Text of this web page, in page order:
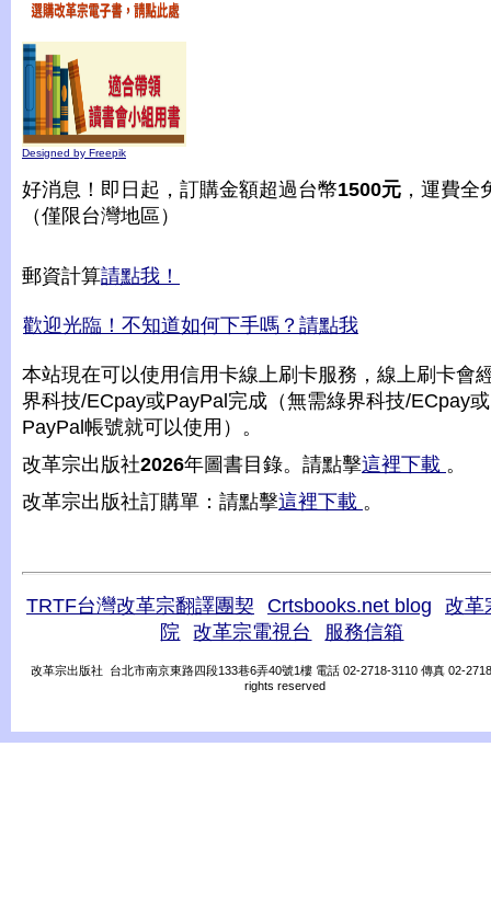
Designed by Freepik
好消息！即日起，訂購金額超過台幣1500元 ，運費全
（僅限台灣地區）
郵資計算請點我！
歡迎光臨！不知道如何下手嗎？請點我
本站現在可以使用信用卡線上刷卡服務，線上刷卡會
界科技/ECpay或PayPal完成（無需綠界科技/ECpay或
PayPal帳號就可以使用）。
改革宗出版社2026年圖書目錄。請點擊這裡下載 。
改革宗出版社訂購單：請點擊這裡下載 。
TRTF台灣改革宗翻譯團契 Crtsbooks.net blog
改革
院
改革宗電視台 服務信箱
改革宗出版社 台北市南京東路四段133巷6弄40號1樓 電話 02-2718-3110 傳真 02-
rights reserved